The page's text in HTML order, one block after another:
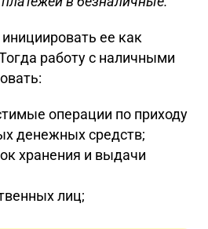
ее как
работу с наличными
операции по приходу
денежных средств;
хранения и выдачи
лиц;